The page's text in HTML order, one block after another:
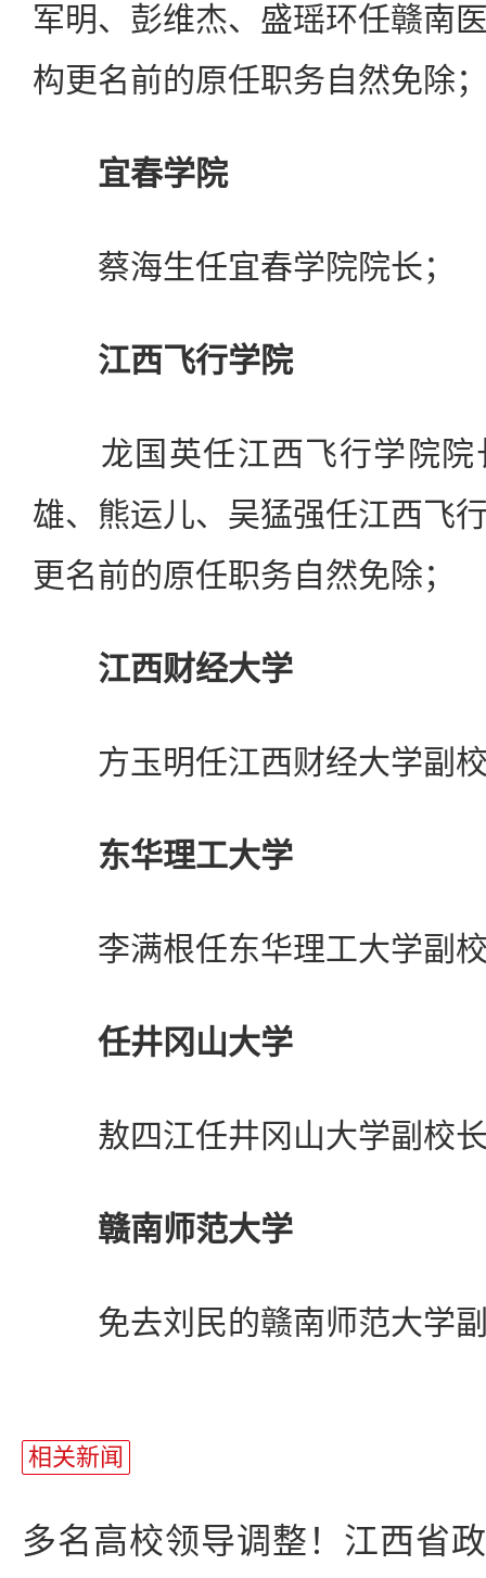
军明、彭维杰、盛瑶环任赣南
构更名前的原任职务自然免除
宜春学院
蔡海生任宜春学院院长；
江西飞行学院
龙国英任江西飞行学院院
雄、熊运儿、吴猛强任江西飞
更名前的原任职务自然免除；
江西财经大学
方玉明任江西财经大学副校
东华理工大学
李满根任东华理工大学副校
任井冈山大学
敖四江任井冈山大学副校长
赣南师范大学
免去刘民的赣南师范大学副
相关新闻
多名高校领导调整！江西省